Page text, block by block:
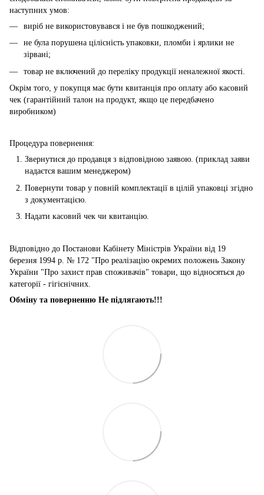
наступних умов:
виріб не використовувався і не був пошкоджений;
не була порушена цілісність упаковки, пломби і ярлики не
зірвані;
товар не включений до переліку продукції неналежної якості.
Окрім того, у покупця має бути квитанція про оплату або касовий
чек (гарантійний талон на продукт, якщо це передбачено
виробником)
Процедура повернення:
Звернутися до продавця з відповідною заявою. (приклад заяви
надаєтся вашим менеджером)
Повернути товар у повній комплектації в цілій упаковці згідно
з документацією.
Надати касовий чек чи квитанцію.
Відповідно до Постанови Кабінету Міністрів України від 19
березня 1994 р. № 172 "Про реалізацію окремих положень Закону
України "Про захист прав споживачів" товари, що відносяться до
категорії - гігієнічних.
Обміну та поверненню Не підлягають!!!